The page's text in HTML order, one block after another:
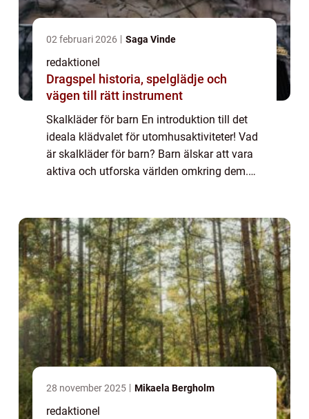
02 februari 2026 Saga Vinde
redaktionel
Dragspel historia, spelglädje och
vägen till rätt instrument
Skalkläder för barn En introduktion till det
ideala klädvalet för utomhusaktiviteter! Vad
är skalkläder för barn? Barn älskar att vara
aktiva och utforska världen omkring dem.
28 november 2025 Mikaela Bergholm
redaktionel